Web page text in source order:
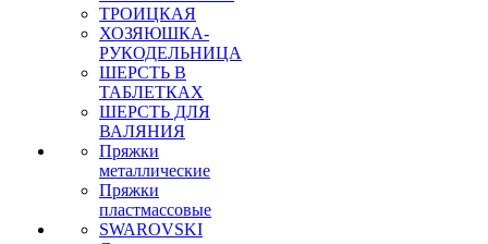
ТРОИЦКАЯ
ХОЗЯЮШКА-
РУКОДЕЛЬНИЦА
ШЕРСТЬ В
ТАБЛЕТКАХ
ШЕРСТЬ ДЛЯ
ВАЛЯНИЯ
Пряжки
металлические
Пряжки
пластмассовые
SWAROVSKI